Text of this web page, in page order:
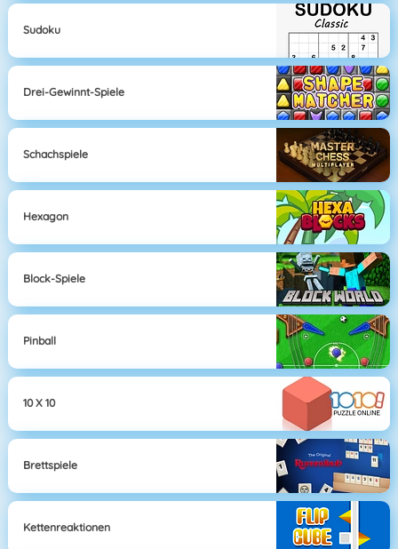
Sudoku
Drei-Gewinnt-Spiele
Schachspiele
Hexagon
Block-Spiele
Pinball
10 X 10
Brettspiele
Kettenreaktionen